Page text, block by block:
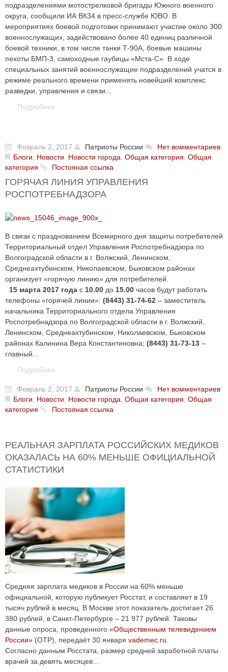
подразделениями мотострелковой бригады Южного военного
округа, сообщили ИА ВК34 в пресс-службе ЮВО. В
мероприятиях боевой подготовки принимают участие около 300
военнослужащих, задействовано более 40 единиц различной
боевой техники, в том числе танки Т-90А, боевые машины
пехоты БМП-3, самоходные гаубицы «Мста-С». В ходе
специальных занятий военнослужащие подразделений учатся в
режиме реального времени применять новейший комплекс
разведки, управления и связи...
Подробнее
Февраль 2, 2017 Патриоты России
Нет вомментариев
Блоги, Новости, Новости города, Общая категория, Общая
категория
Постояная ссылка
ГОРЯЧАЯ ЛИНИЯ УПРАВЛЕНИЯ
РОСПОТРЕБНАДЗОРА
В связи с празднованием Всемирного дня защиты потребителей
Территориальный отдел Управления Роспотребнадзора по
Волгоградской области в г. Волжский, Ленинском,
Среднеахтубинском, Николаевском, Быковском районах
организует «горячую линию» для потребителей.
15 марта 2017 года с 10.00 до 15.00 часов будут работать
телефоны «горячей линии»: (8443) 31-74-62 – заместитель
начальника Территориального отдела Управления
Роспотребнадзора по Волгоградской области в г. Волжский,
Ленинском, Среднеахтубинском, Николаевском, Быковском
районах Калинина Вера Константиновна; (8443) 31-73-13 –
главный...
Подробнее
Февраль 2, 2017 Патриоты России
Нет вомментариев
Блоги, Новости, Новости города, Общая категория, Общая
категория
Постояная ссылка
РЕАЛЬНАЯ ЗАРПЛАТА РОССИЙСКИХ МЕДИКОВ
ОКАЗАЛАСЬ НА 60% МЕНЬШЕ ОФИЦИАЛЬНОЙ
СТАТИСТИКИ
Средняя зарплата медиков в России на 60% меньше
официальной, которую публикует Росстат, и составляет в 19
тысяч рублей в месяц. В Москве этот показатель достигает 26
380 рублей, в Санкт-Петербурге – 21 977 рублей. Таковы
данные опроса, проведенного «Общественным телевидением
России» (ОТР), передаёт 30 января vademec.ru.
Согласно данным Росстата, размер средней заработной платы
врачей за девять месяцев...